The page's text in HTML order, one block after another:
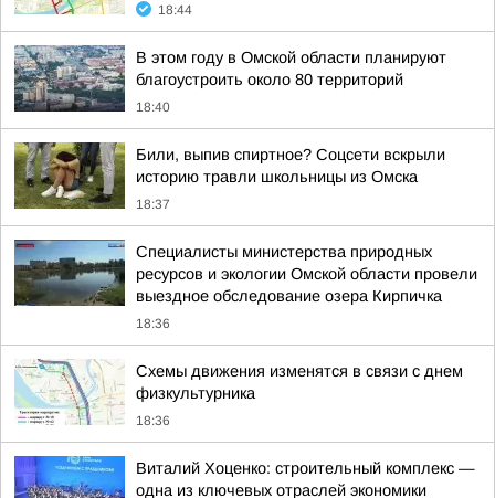
18:44
В этом году в Омской области планируют
благоустроить около 80 территорий
18:40
Били, выпив спиртное? Соцсети вскрыли
историю травли школьницы из Омска
18:37
Специалисты министерства природных
ресурсов и экологии Омской области провели
выездное обследование озера Кирпичка
18:36
Схемы движения изменятся в связи с днем
физкультурника
18:36
Виталий Хоценко: строительный комплекс —
одна из ключевых отраслей экономики